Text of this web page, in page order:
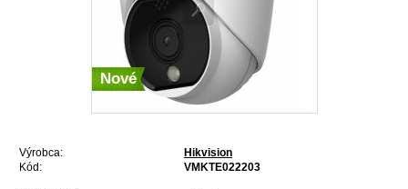
Nové
Výrobca:
Hikvision
Kód:
VMKTE022203